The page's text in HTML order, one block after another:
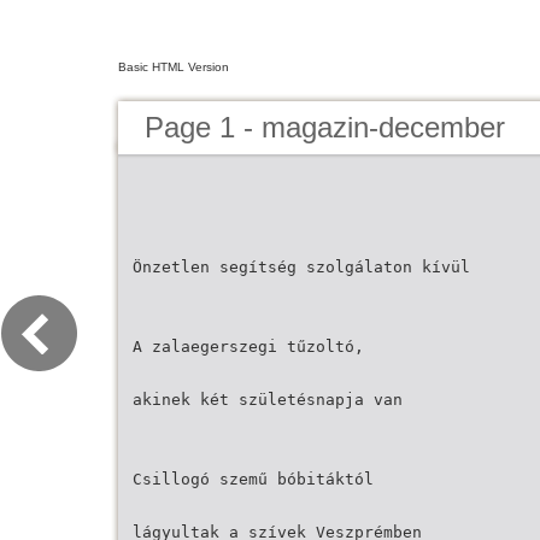
Basic HTML Version
Page 1 - magazin-december
Önzetlen segítség szolgálaton kívül
A zalaegerszegi tűzoltó,
akinek két születésnapja van
Csillogó szemű bóbitáktól
lágyultak a szívek Veszprémben